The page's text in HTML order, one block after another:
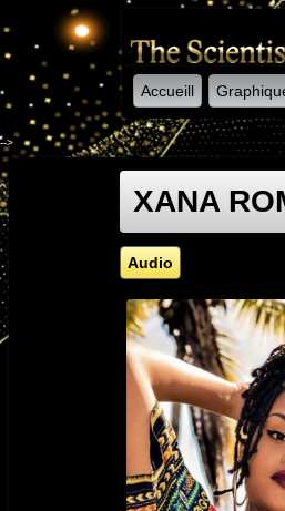
Accueill
-->
XANA
Audio